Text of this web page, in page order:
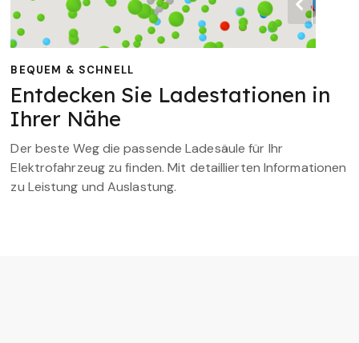
BEQUEM & SCHNELL
Entdecken Sie Ladestationen in
Ihrer Nähe
Der beste Weg die passende Ladesäule für Ihr
Elektrofahrzeug zu finden. Mit detaillierten Informationen
zu Leistung und Auslastung.